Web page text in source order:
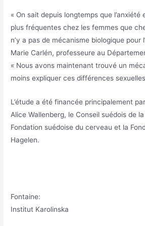
« On sait depuis longtemps que
plus fréquentes chez les femmes que
n’y a pas de mécanisme biologique pour
Marie Carlén, professeure au
« Nous avons maintenant trouvé un
moins expliquer ces différences
L’étude a été financée principalement
Alice Wallenberg, le Conseil suédois de
Fondation suédoise du cerveau et la
Hagelen.
Fontaine:
Institut Karolinska